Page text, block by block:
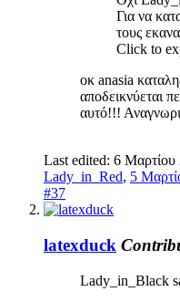
Για να
τους
Click to
οκ anasia
αποδεικνύεται
αυτό!!!
Last edited: 6 Μαρτίου
Lady_in_Red, 5
#37
latexduck
Lady_in_Black